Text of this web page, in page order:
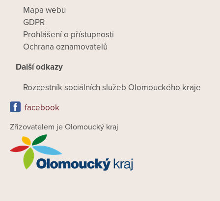
Mapa webu
GDPR
Prohlášení o přístupnosti
Ochrana oznamovatelů
Další odkazy
Rozcestník sociálních služeb Olomouckého kraje
facebook
Zřizovatelem je Olomoucký kraj